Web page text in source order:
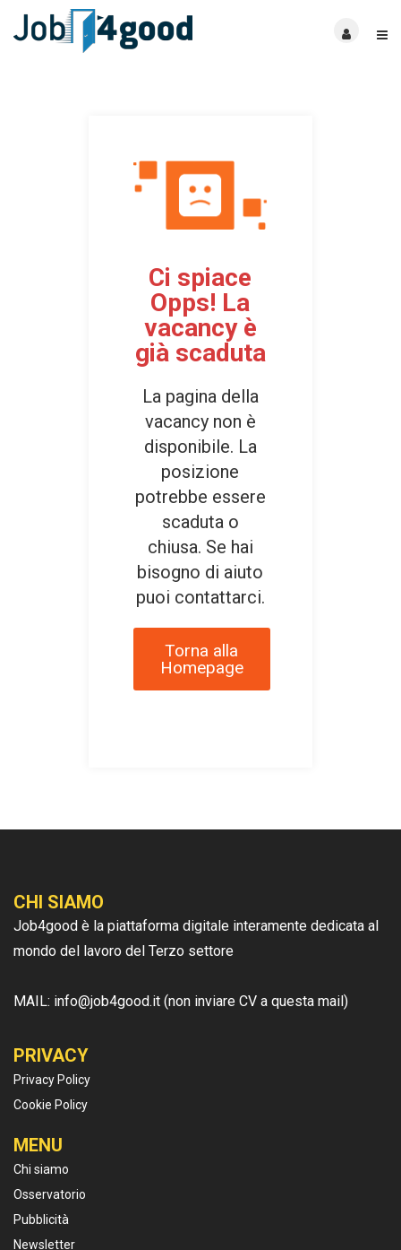
Ci spiace
Opps! La
vacancy è
già scaduta
La pagina della
vacancy non è
disponibile. La
posizione
potrebbe essere
scaduta o
chiusa. Se hai
bisogno di aiuto
puoi contattarci.
Torna alla
Homepage
CHI SIAMO
Job4good è la piattaforma digitale interamente dedicata al
mondo del lavoro del Terzo settore
MAIL: info@job4good.it (non inviare CV a questa mail)
PRIVACY
Privacy Policy
Cookie Policy
MENU
Chi siamo
Osservatorio
Pubblicità
Newsletter